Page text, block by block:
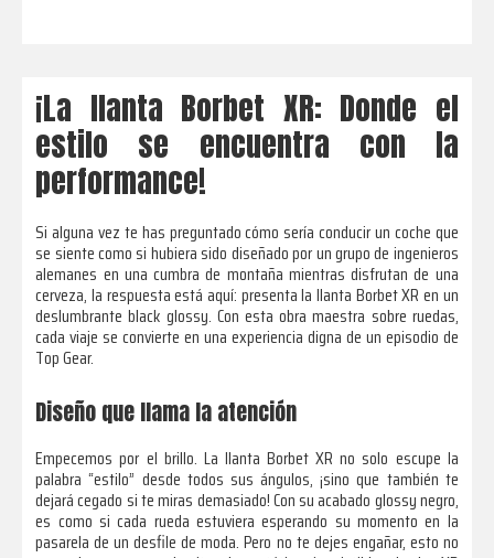
¡La llanta Borbet XR: Donde el
estilo se encuentra con la
performance!
Si alguna vez te has preguntado cómo sería conducir un coche que
se siente como si hubiera sido diseñado por un grupo de ingenieros
alemanes en una cumbra de montaña mientras disfrutan de una
cerveza, la respuesta está aquí: presenta la llanta Borbet XR en un
deslumbrante black glossy. Con esta obra maestra sobre ruedas,
cada viaje se convierte en una experiencia digna de un episodio de
Top Gear.
Diseño que llama la atención
Empecemos por el brillo. La llanta Borbet XR no solo escupe la
palabra “estilo” desde todos sus ángulos, ¡sino que también te
dejará cegado si te miras demasiado! Con su acabado glossy negro,
es como si cada rueda estuviera esperando su momento en la
pasarela de un desfile de moda. Pero no te dejes engañar, esto no